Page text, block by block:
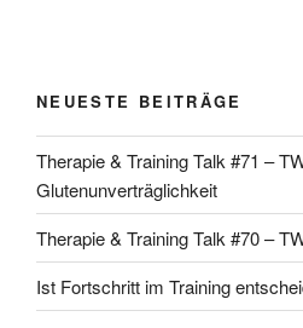
NEUESTE BEITRÄGE
Therapie & Training Talk #71 –
Glutenunverträglichkeit
Therapie & Training Talk #70 –
Ist Fortschritt im Training